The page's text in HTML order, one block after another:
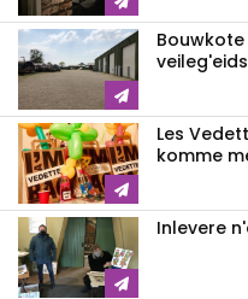
Les
komme
Inlevere